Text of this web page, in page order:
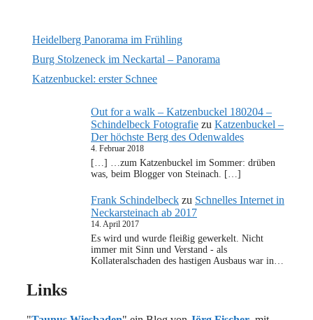
Heidelberg Panorama im Frühling
Burg Stolzeneck im Neckartal – Panorama
Katzenbuckel: erster Schnee
Out for a walk – Katzenbuckel 180204 –
Schindelbeck Fotografie zu Katzenbuckel –
Der höchste Berg des Odenwaldes
4. Februar 2018
[…] …zum Katzenbuckel im Sommer: drüben
was, beim Blogger von Steinach. […]
Frank Schindelbeck zu Schnelles Internet in
Neckarsteinach ab 2017
14. April 2017
Es wird und wurde fleißig gewerkelt. Nicht
immer mit Sinn und Verstand - als
Kollateralschaden des hastigen Ausbaus war in…
Links